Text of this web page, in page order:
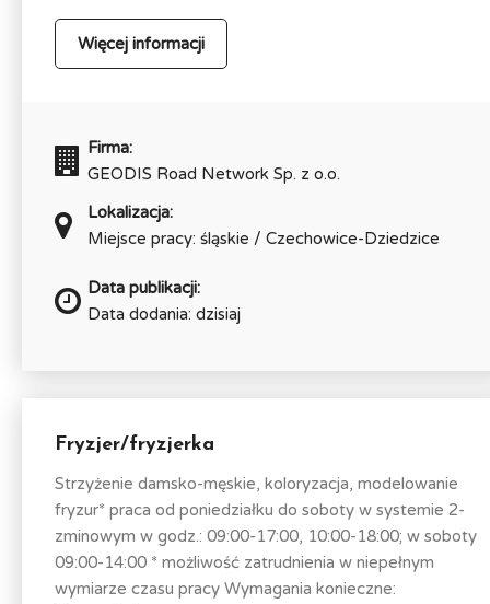
Więcej informacji
Firma:
GEODIS Road Network Sp. z o.o.
Lokalizacja:
Miejsce pracy: śląskie / Czechowice-Dziedzice
Data publikacji:
Data dodania: dzisiaj
Fryzjer/fryzjerka
Strzyżenie damsko-męskie, koloryzacja, modelowanie
fryzur* praca od poniedziałku do soboty w systemie 2-
zminowym w godz.: 09:00-17:00, 10:00-18:00; w soboty
09:00-14:00 * możliwość zatrudnienia w niepełnym
wymiarze czasu pracy Wymagania konieczne: